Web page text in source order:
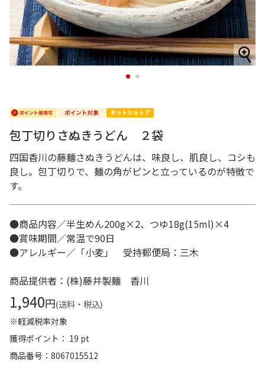
1 2
包丁切りさぬきうどん ２袋
四国香川の藤麺さぬきうどんは、味良し、肌良し、コシも
良し。包丁切りで、麺の角がピンと立っているのが特徴で
す。
●商品内容／半生めん200g×2、つゆ18g(15ml)×4
●賞味期間／常温で90日
●アレルギー／「小麦」 受持郵便局：三木
商品提供者：(株)藤井製麺 香川
1,940円(送料・税込)
※軽減税率対象
獲得ポイント： 19 pt
商品番号
8067015512